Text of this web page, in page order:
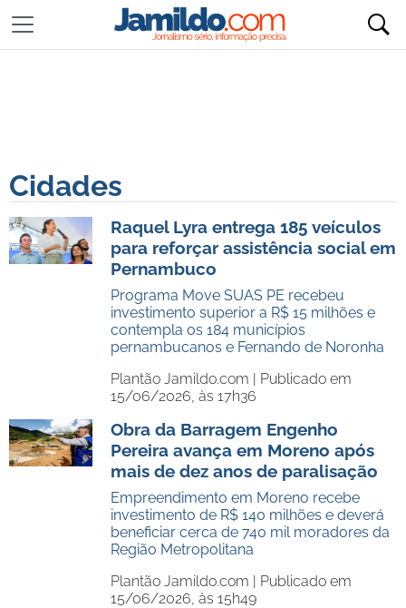
Cidades
Raquel Lyra entrega 185 veículos
para reforçar assistência social em
Pernambuco
Programa Move SUAS PE recebeu
investimento superior a R$ 15 milhões e
contempla os 184 municípios
pernambucanos e Fernando de Noronha
Plantão Jamildo.com | Publicado em
15/06/2026, às 17h36
Obra da Barragem Engenho
Pereira avança em Moreno após
mais de dez anos de paralisação
Empreendimento em Moreno recebe
investimento de R$ 140 milhões e deverá
beneficiar cerca de 740 mil moradores da
Região Metropolitana
Plantão Jamildo.com | Publicado em
15/06/2026, às 15h49